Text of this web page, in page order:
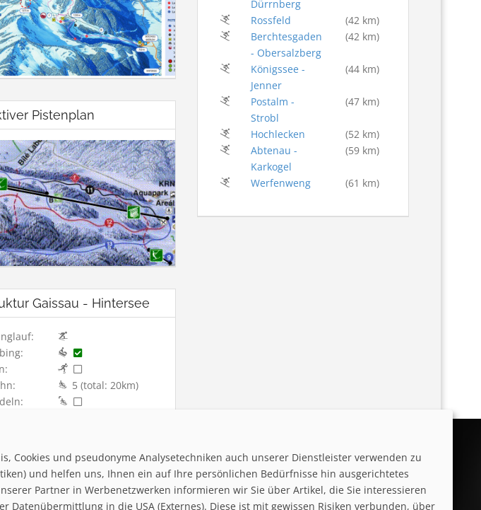
Pistenplan
Gaissau - Hintersee
5 (total: 20km)
Dürrnberg
Rossfeld
(42 km)
Berchtesgaden
- Obersalzberg
(42 km)
Königssee -
Jenner
(44 km)
Postalm -
Strobl
(47 km)
Hochlecken
(52 km)
Abtenau -
Karkogel
(59 km)
Werfenweng (61 km)
und pseudonyme Analysetechniken auch unserer Dienstleister verwenden zu
und helfen uns, Ihnen ein auf Ihre persönlichen Bedürfnisse hin ausgerichtetes
Partner in Werbenetzwerken informieren wir Sie über Artikel, die Sie interessieren
in die USA (Externes). Diese ist mit gewissen Risiken verbunden, über